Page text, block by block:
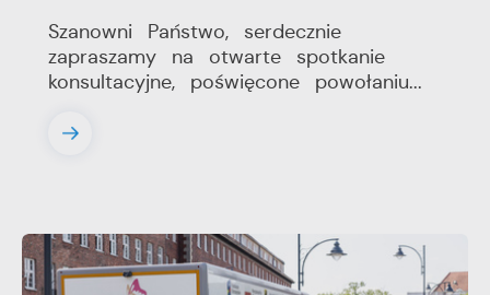
Szanowni Państwo, serdecznie
zapraszamy na otwarte spotkanie
konsultacyjne, poświęcone powołaniu...